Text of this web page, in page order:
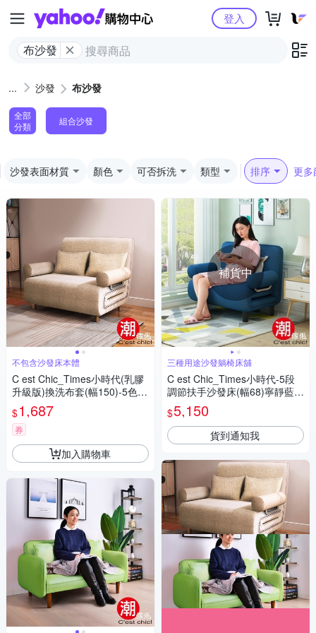
Yahoo購物中心
布沙發
登入
沙發 布沙發
全部
分類
組合沙發
沙發表面材質 顏色 可否拆洗 類型 排序 更多
不包含沙發床本體
C est Chic_Times小時代(乳膠
升級版)換洗布套(幅150)-5色可
選 W150*D190cm
$1,687
券
加入購物車
補貨中
三種用途沙發躺椅床舖
C est Chic_Times小時代-5段
調節扶手沙發床(幅68)寧靜藍
W68*D72*H80 cm
$5,150
貨到通知我